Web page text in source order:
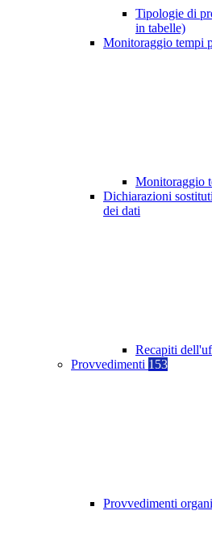
Tipologie di
in tabelle)
Monitoraggio tempi
Monitoraggio
Dichiarazioni
dei dati
Recapiti
Provvedimenti 153
Provvedimenti